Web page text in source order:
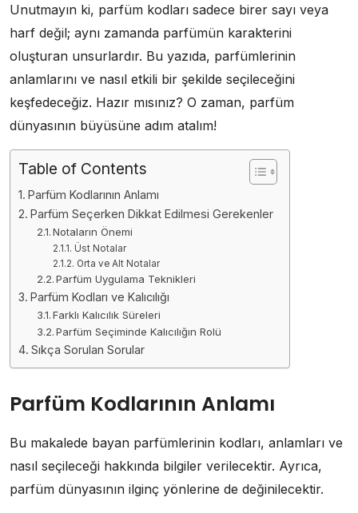
Unutmayın ki, parfüm kodları sadece birer sayı veya
harf değil; aynı zamanda parfümün karakterini
oluşturan unsurlardır. Bu yazıda, parfümlerinin
anlamlarını ve nasıl etkili bir şekilde seçileceğini
keşfedeceğiz. Hazır mısınız? O zaman, parfüm
dünyasının büyüsüne adım atalım!
Table of Contents
Parfüm Kodlarının Anlamı
Parfüm Seçerken Dikkat Edilmesi Gerekenler
Notaların Önemi
Üst Notalar
Orta ve Alt Notalar
Parfüm Uygulama Teknikleri
Parfüm Kodları ve Kalıcılığı
Farklı Kalıcılık Süreleri
Parfüm Seçiminde Kalıcılığın Rolü
Sıkça Sorulan Sorular
Parfüm Kodlarının Anlamı
Bu makalede bayan parfümlerinin kodları, anlamları ve
nasıl seçileceği hakkında bilgiler verilecektir. Ayrıca,
parfüm dünyasının ilginç yönlerine de değinilecektir.